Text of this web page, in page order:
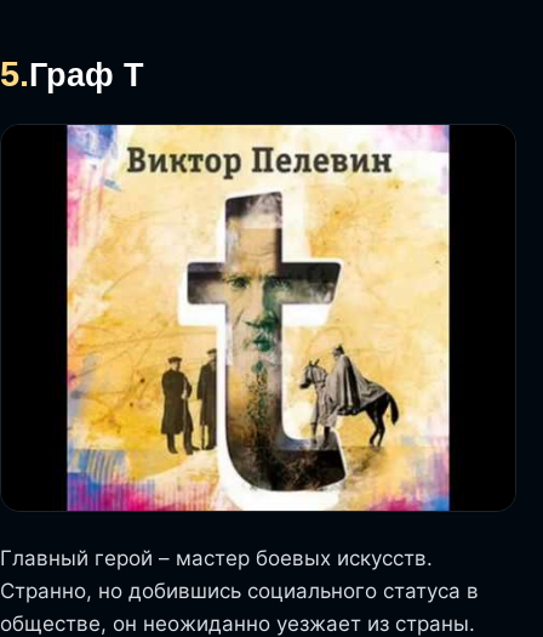
5.Граф Т
Главный герой – мастер боевых искусств.
Странно, но добившись социального статуса в
обществе, он неожиданно уезжает из страны.